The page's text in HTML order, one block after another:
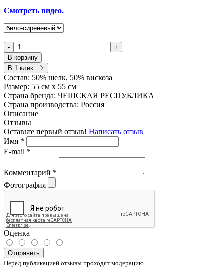
Смотреть видео.
-
+
В корзину
В 1 клик
Состав: 50% шелк, 50% вискоза
Размер: 55 см х 55 см
Страна бренда: ЧЕШСКАЯ РЕСПУБЛИКА
Страна производства: Россия
Описание
Отзывы
Оставьте первый отзыв! Написать отзыв
Имя *
E-mail *
Комментарий *
Фотография
Оценка
Отправить
Перед публикацией отзывы проходят модерацию